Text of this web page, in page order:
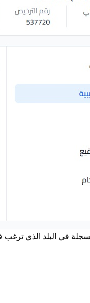
في البلد الذي ترغب